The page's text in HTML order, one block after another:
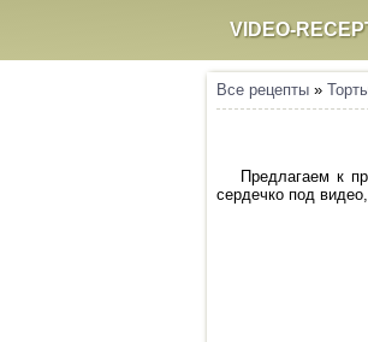
VIDEO-
Все рецепты »
Предлагаем к
сердечко под